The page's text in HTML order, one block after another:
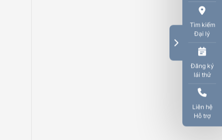
Tìm kiếm
Đại lý
Đăng ký
lái thử
Liên hệ
Hỗ trợ